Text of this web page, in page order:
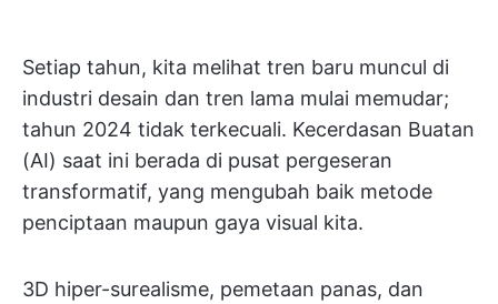
Setiap tahun, kita melihat tren baru muncul di
industri desain dan tren lama mulai memudar;
tahun 2024 tidak terkecuali. Kecerdasan Buatan
(AI) saat ini berada di pusat pergeseran
transformatif, yang mengubah baik metode
penciptaan maupun gaya visual kita.
3D hiper-surealisme, pemetaan panas, dan